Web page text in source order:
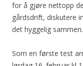
for å gjøre nettopp
gårdsdrift, diskutere
det hyggelig sammen.
Som en første test